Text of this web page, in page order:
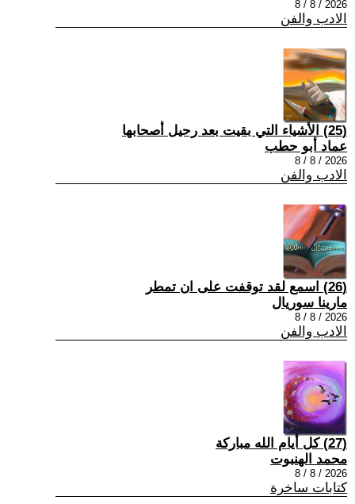
2026 / 8 / 8
الادب والفن
(25) الأشياء التي بقيت بعد رحيل أصحابها
عماد أبو حطب
2026 / 8 / 8
الادب والفن
(26) اسمع لقد توقفت على ان تمطر
مارينا سوريال
2026 / 8 / 8
الادب والفن
(27) كل أيام الله مباركة
محمد الهنبوت
2026 / 8 / 8
كتابات ساخرة